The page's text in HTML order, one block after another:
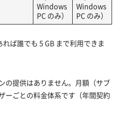
Windows
PC のみ）
Windows
PC のみ）
ば誰でも 5 GB まで利用できま
の提供はありません。月額（サブ
ーごとの料金体系です（年間契約